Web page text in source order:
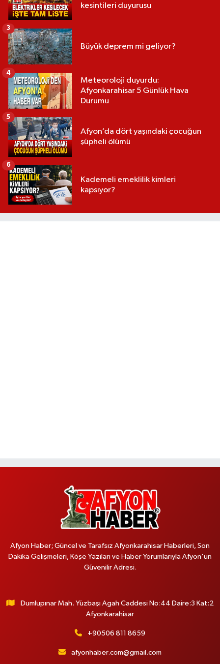
kesintileri duyurusu
Büyük deprem mi geliyor?
3
Meteoroloji duyurdu:
Afyonkarahisar 5 Günlük Hava
Durumu
4
Afyon’da dört yaşındaki çocuğun
şüpheli ölümü
5
Kademeli emeklilik kimleri
kapsıyor?
6
Afyon Haber; Güncel ve Tarafsız Afyonkarahisar Haberleri, Son
Dakika Gelişmeleri, Köşe Yazıları ve Haber Yorumlarıyla Afyon'un
Güvenilir Adresi.
Dumlupınar Mah. Yüzbaşı Agah Caddesi No:44 Daire:3 Kat:2
Afyonkarahisar
+90506 811 8659
afyonhaber.com@gmail.com